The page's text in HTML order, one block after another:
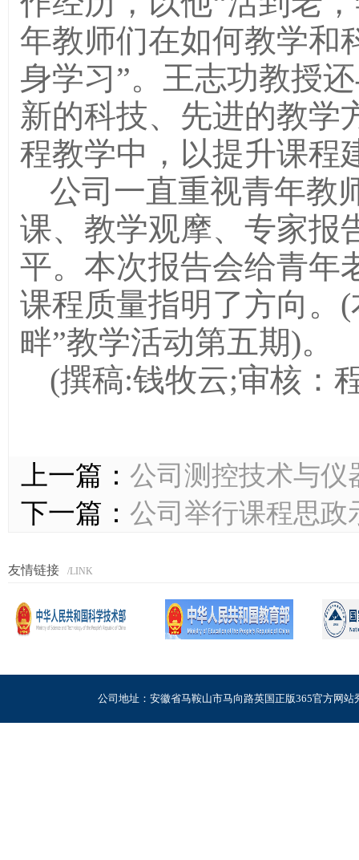
年教师们在如何教学和
身学习”。王志功教授
新的科技、先进的教学
程教学中，以提升课程
公司一直重视青年教
课、教学观摩、专家报
平。本次报告会给青年
课程质量指明了方向。
畔”教学活动第五期)。
(撰稿:钱牧云;审核：
上一篇： 公司测控技术与仪
下一篇： 公司举行课程思政
友情链接 /LINK
公司地址：安徽省马鞍山市马向路英国正版365官方网